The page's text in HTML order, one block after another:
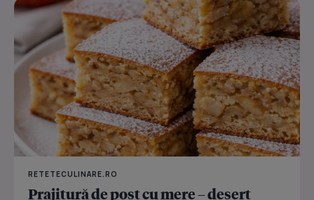
RETETECULINARE.RO
Prajitură de post cu mere – desert